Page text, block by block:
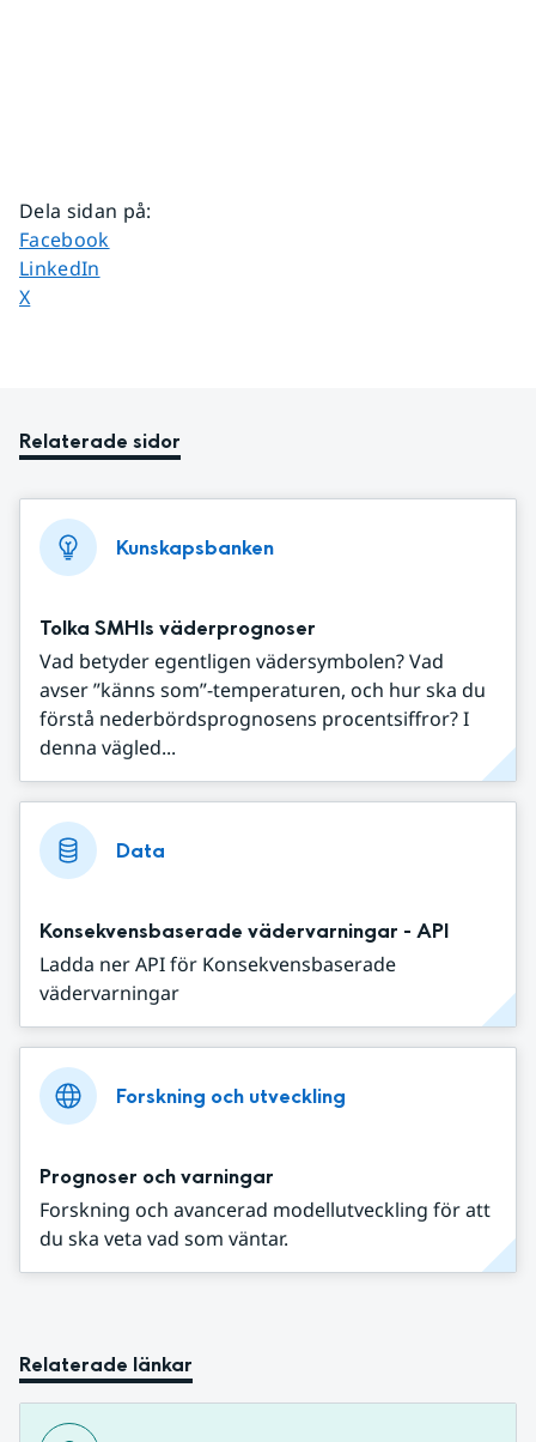
Dela sidan på:
Dela sidan på
Facebook
Dela sidan på
LinkedIn
Dela sidan på
X
Relaterade sidor
Kunskapsbanken
Tolka SMHIs väderprognoser
Vad betyder egentligen vädersymbolen? Vad
avser ”känns som”-temperaturen, och hur ska du
förstå nederbördsprognosens procentsiffror? I
denna vägled...
Data
Konsekvensbaserade vädervarningar - API
Ladda ner API för Konsekvensbaserade
vädervarningar
Forskning och utveckling
Prognoser och varningar
Forskning och avancerad modellutveckling för att
du ska veta vad som väntar.
Relaterade länkar